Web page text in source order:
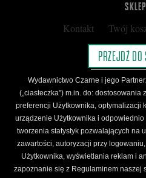
SKLEP
Kontakt Twój
Kup kartę
Regulamin
Regulamin
Regulamin Karty
ŚLEDŹ
Facebook YouTube
PRZEJDŹ DO
Wydawnictwo Czarne i jego
(„ciasteczka") m.in. do: dostosowania
preferencji Użytkownika, optymalizacji
urządzenie Użytkownika i
tworzenia statystyk pozwalających na
zawartości, autoryzacji przy
Użytkownika, wyświetlania reklam i
zapoznanie się z Regulaminem naszej